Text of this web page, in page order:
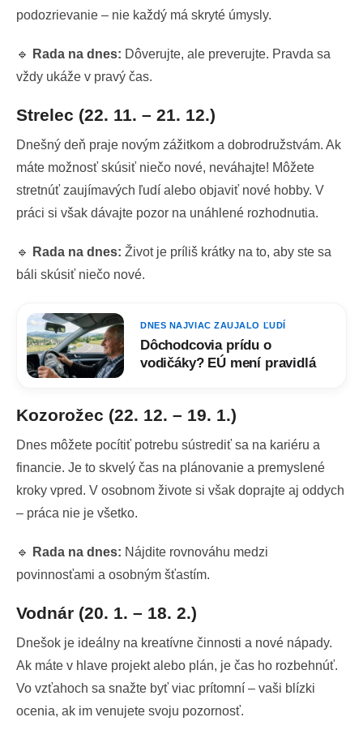
podozrievanie – nie každý má skryté úmysly.
🔹 Rada na dnes: Dôverujte, ale preverujte. Pravda sa
vždy ukáže v pravý čas.
Strelec (22. 11. – 21. 12.)
Dnešný deň praje novým zážitkom a dobrodružstvám. Ak
máte možnosť skúsiť niečo nové, neváhajte! Môžete
stretnúť zaujímavých ľudí alebo objaviť nové hobby. V
práci si však dávajte pozor na unáhlené rozhodnutia.
🔹 Rada na dnes: Život je príliš krátky na to, aby ste sa
báli skúsiť niečo nové.
DNES NAJVIAC ZAUJALO ĽUDÍ
Dôchodcovia prídu o
vodičáky? EÚ mení pravidlá
Kozorožec (22. 12. – 19. 1.)
Dnes môžete pocítiť potrebu sústrediť sa na kariéru a
financie. Je to skvelý čas na plánovanie a premyslené
kroky vpred. V osobnom živote si však doprajte aj oddych
– práca nie je všetko.
🔹 Rada na dnes: Nájdite rovnováhu medzi
povinnosťami a osobným šťastím.
Vodnár (20. 1. – 18. 2.)
Dnešok je ideálny na kreatívne činnosti a nové nápady.
Ak máte v hlave projekt alebo plán, je čas ho rozbehnúť.
Vo vzťahoch sa snažte byť viac prítomní – vaši blízki
ocenia, ak im venujete svoju pozornosť.